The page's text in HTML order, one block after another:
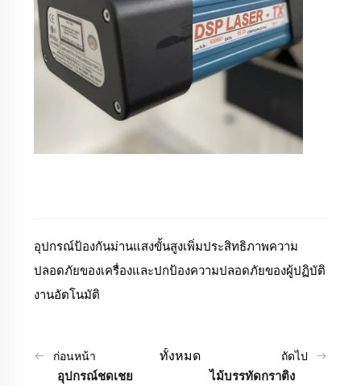
อุปกรณ์ป้องกันม่านแสงขั้นสูงเพิ่มประสิทธิภาพความ
ปลอดภัยของเครื่องและปกป้องความปลอดภัยของผู้ปฏิบัติ
งานอัตโนมัติ
ก่อนหน้า
อุปกรณ์ชดเชย
ทั้งหมด ถัดไป
ไม้บรรทัดกราติง